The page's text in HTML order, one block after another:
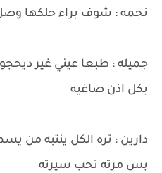
نجمه : شوف براء حلكها وصل
جميله : طبعا عيني غير
بكل اذن صاغيه
دارين : تره الكل ينتبه
بس مرته تحب سيرته